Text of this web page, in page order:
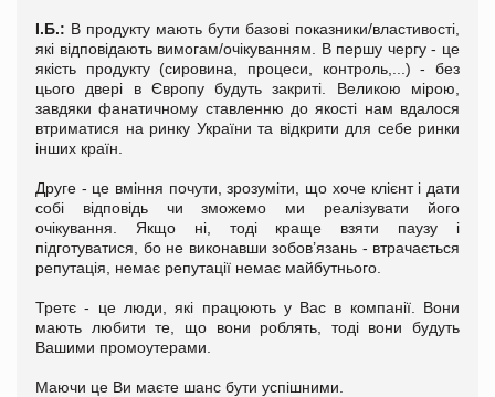
І.Б.: В продукту мають бути базові показники/властивості,
які відповідають вимогам/очікуванням. В першу чергу - це
якість продукту (сировина, процеси, контроль,...) - без
цього двері в Європу будуть закриті. Великою мірою,
завдяки фанатичному ставленню до якості нам вдалося
втриматися на ринку України та відкрити для себе ринки
інших країн.
Друге - це вміння почути, зрозуміти, що хоче клієнт і дати
собі відповідь чи зможемо ми реалізувати його
очікування. Якщо ні, тоді краще взяти паузу і
підготуватися, бо не виконавши зобов’язань - втрачається
репутація, немає репутації немає майбутнього.
Третє - це люди, які працюють у Вас в компанії. Вони
мають любити те, що вони роблять, тоді вони будуть
Вашими промоутерами.
Маючи це Ви маєте шанс бути успішними.